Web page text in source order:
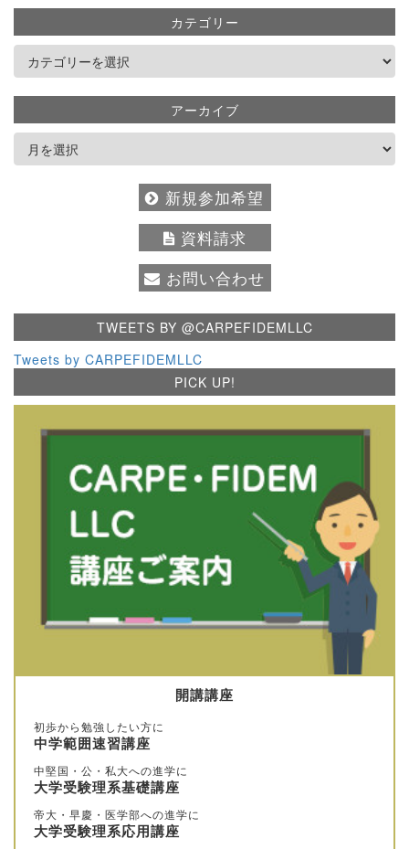
カテゴリー
アーカイブ
新規参加希望
資料請求
お問い合わせ
TWEETS BY @CARPEFIDEMLLC
Tweets by CARPEFIDEMLLC
PICK UP!
開講講座
初歩から勉強したい方に
中学範囲速習講座
中堅国・公・私大への進学に
大学受験理系基礎講座
帝大・早慶・医学部への進学に
大学受験理系応用講座